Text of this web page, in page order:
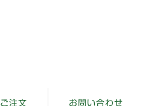
ご注文 お問い合わせ